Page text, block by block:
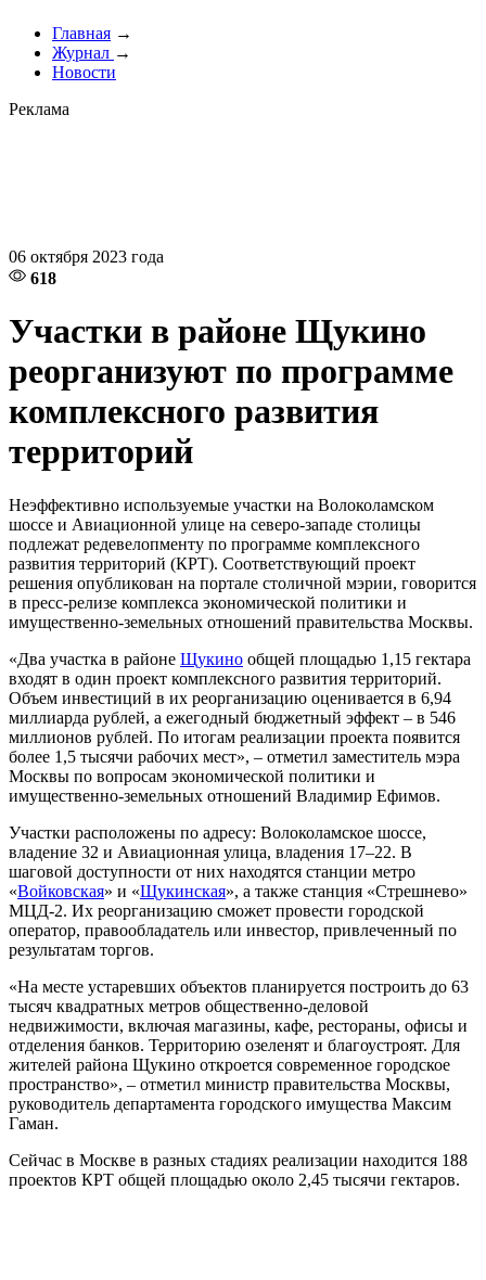
Главная →
Журнал →
Новости
Реклама
06 октября 2023 года
618
Участки в районе Щукино
реорганизуют по программе
комплексного развития
территорий
Неэффективно используемые участки на Волоколамском
шоссе и Авиационной улице на северо-западе столицы
подлежат редевелопменту по программе комплексного
развития территорий (КРТ). Соответствующий проект
решения опубликован на портале столичной мэрии, говорится
в пресс-релизе комплекса экономической политики и
имущественно-земельных отношений правительства Москвы.
«Два участка в районе Щукино общей площадью 1,15 гектара
входят в один проект комплексного развития территорий.
Объем инвестиций в их реорганизацию оценивается в 6,94
миллиарда рублей, а ежегодный бюджетный эффект – в 546
миллионов рублей. По итогам реализации проекта появится
более 1,5 тысячи рабочих мест», – отметил заместитель мэра
Москвы по вопросам экономической политики и
имущественно-земельных отношений Владимир Ефимов.
Участки расположены по адресу: Волоколамское шоссе,
владение 32 и Авиационная улица, владения 17–22. В
шаговой доступности от них находятся станции метро
«Войковская» и «Щукинская», а также станция «Стрешнево»
МЦД-2. Их реорганизацию сможет провести городской
оператор, правообладатель или инвестор, привлеченный по
результатам торгов.
«На месте устаревших объектов планируется построить до 63
тысяч квадратных метров общественно-деловой
недвижимости, включая магазины, кафе, рестораны, офисы и
отделения банков. Территорию озеленят и благоустроят. Для
жителей района Щукино откроется современное городское
пространство», – отметил министр правительства Москвы,
руководитель департамента городского имущества Максим
Гаман.
Сейчас в Москве в разных стадиях реализации находится 188
проектов КРТ общей площадью около 2,45 тысячи гектаров.